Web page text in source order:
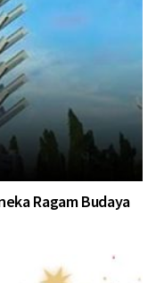
Ragam Budaya